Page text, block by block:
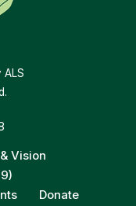
Vision
Donate